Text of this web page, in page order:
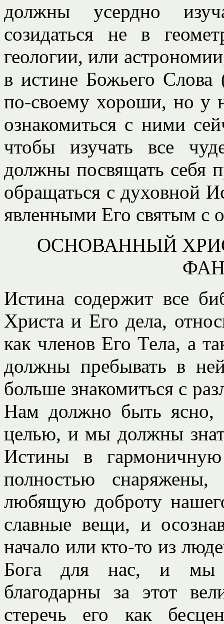
должны усердно
созидаться не в
геологии, или
в истине Божьего
по-своему хороши, но у
ознакомиться с ними
чтобы изучать все
должны посвящать себя
обращаться с духовной
явленными Его святым с
ОСНОВАННЫЙ
Истина содержит все
Христа и Его дела,
как членов Его Тела, а
должны пребывать в
больше знакомиться с
Нам должно быть ясно,
целью, и мы должны
Истины в
полностью снаряжены,
любящую доброту
славные вещи, и
начало или кто-то из
Бога для нас, и мы
благодарны за этот
стеречь его как